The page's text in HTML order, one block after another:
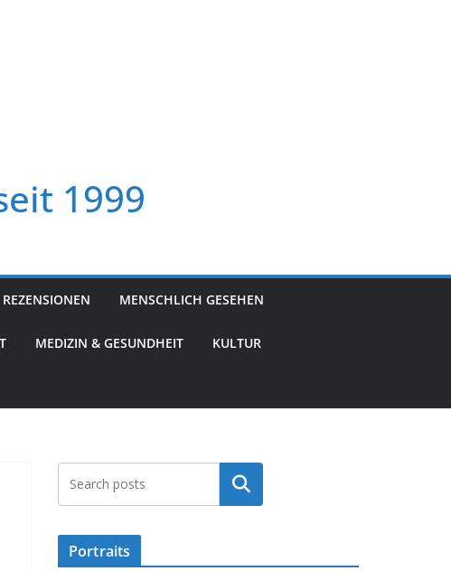
1999
REZENSIONEN MENSCHLICH GESEHEN
MEDIZIN & GESUNDHEIT KULTUR
Suchen
Portraits